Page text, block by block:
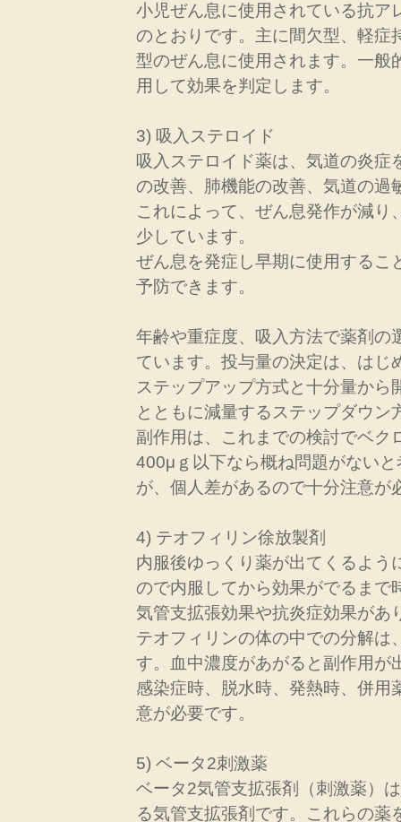
小児ぜん息に使用されている抗ア
のとおりです。主に間欠型、軽症
型のぜん息に使用されます。一般
用して効果を判定します。
3) 吸入ステロイド
吸入ステロイド薬は、気道の炎症
の改善、肺機能の改善、気道の過
これによって、ぜん息発作が減り
少しています。
ぜん息を発症し早期に使用するこ
予防できます。
年齢や重症度、吸入方法で薬剤の
ています。投与量の決定は、はじ
ステップアップ方式と十分量から
とともに減量するステップダウン
副作用は、これまでの検討でベク
400μｇ以下なら概ね問題がない
が、個人差があるので十分注意が
4) テオフィリン徐放製剤
内服後ゆっくり薬が出てくるよう
ので内服してから効果がでるまで
気管支拡張効果や抗炎症効果があ
テオフィリンの体の中での分解は
す。血中濃度があがると副作用が
感染症時、脱水時、発熱時、併用
意が必要です。
5) ベータ2刺激薬
ベータ2気管支拡張剤（刺激薬）
る気管支拡張剤です。これらの薬